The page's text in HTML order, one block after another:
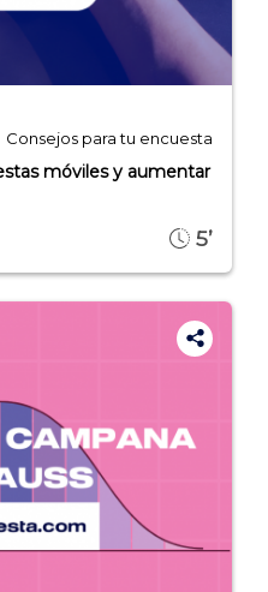
Consejos para tu encuesta
móviles y aumentar
5’